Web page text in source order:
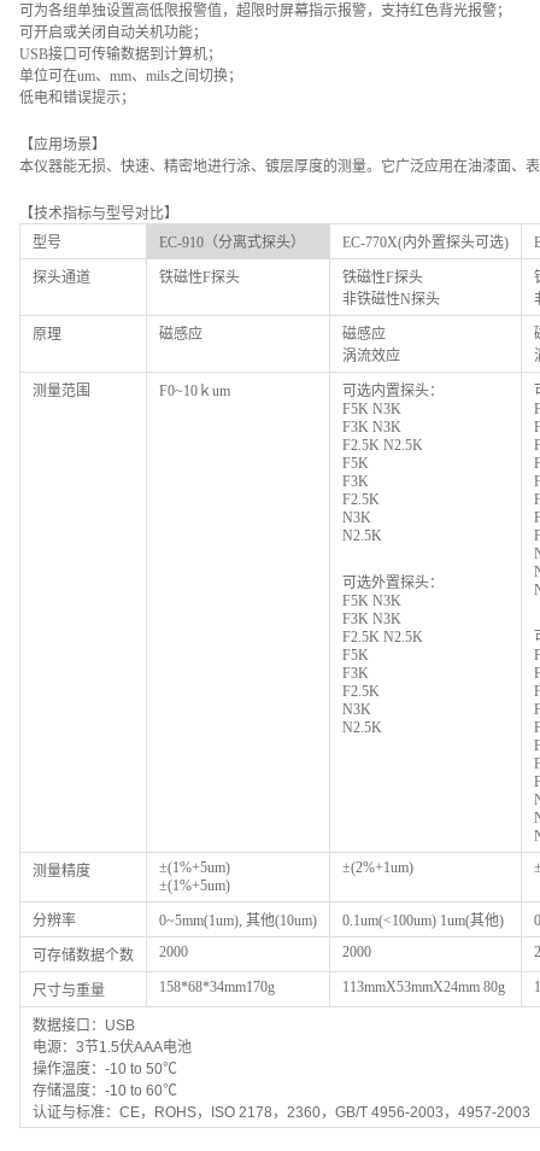
可为各组单独设置高低限报警值，超限时屏幕指示报警，支持红色背光报警；
可开启或关闭自动关机功能；
USB接口可传输数据到计算机；
单位可在um、mm、mils之间切换；
低电和错误提示；
【应用场景】
本仪器能无损、快速、精密地进行涂、镀层厚度的测量。它广泛应用在油漆面
【技术指标与型号对比】
型号
EC-910 （分离式探头） EC-770X(内外置探头可选)
探头通道 铁磁性F探头
铁磁性F探头
非铁磁性N探头
原理 磁感应
磁感应
涡流效应
测量范围 F0~10 ｋum
可选内置探头：
F5K N3K
F3K N3K
F2.5K N2.5K
F5K
F3K
F2.5K
N3K
N2.5K
可选外置探头：
F5K N3K
F3K N3K
F2.5K N2.5K
F5K
F3K
F2.5K
N3K
N2.5K
测量精度
±(1%+5um)
±(1%+5um)
±(2%+1um)
分辨率 0~5mm(1um), 其他(10um) 0.1um(<100um) 1um(其他)
可存储数据个数 2000 2000
尺寸与重量 158*68*34mm170g 113mmX53mmX24mm 80g
数据接口：USB
电源：3节1.5伏AAA电池
操作温度：-10 to 50℃
存储温度：-10 to 60℃
认证与标准：CE，ROHS，ISO 2178，2360，GB/T 4956-2003，4957-2003